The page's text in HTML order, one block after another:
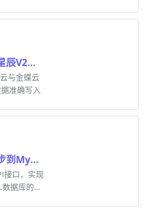
汤臣倍健营销云与金蝶云星辰V2系统对接方案解析
与金蝶云
准确写入
如何将聚水潭商品信息同步到MySQL数据库
接口，实现
据库的全